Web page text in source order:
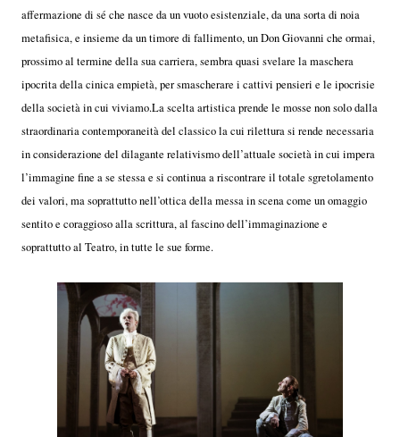
affermazione di sé che nasce da un vuoto esistenziale, da una sorta di noia
metafisica, e insieme da un timore di fallimento, un Don Giovanni che ormai,
prossimo al termine della sua carriera, sembra quasi svelare la maschera
ipocrita della cinica empietà, per smascherare i cattivi pensieri e le ipocrisie
della società in cui viviamo.La scelta artistica prende le mosse non solo dalla
straordinaria contemporaneità del classico la cui rilettura si rende necessaria
in considerazione del dilagante relativismo dell’attuale società in cui impera
l’immagine fine a se stessa e si continua a riscontrare il totale sgretolamento
dei valori, ma soprattutto nell’ottica della messa in scena come un omaggio
sentito e coraggioso alla scrittura, al fascino dell’immaginazione e
soprattutto al Teatro, in tutte le sue forme.